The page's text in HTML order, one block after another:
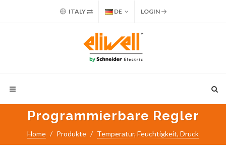
ITALY DE LOGIN
Programmierbare Regler
Home Produkte Temperatur, Feuchtigkeit, Druck